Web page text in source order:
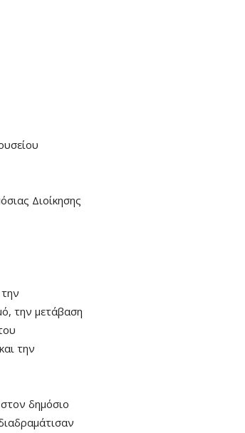
Διοίκησης
την μετάβαση
την
δημόσιο